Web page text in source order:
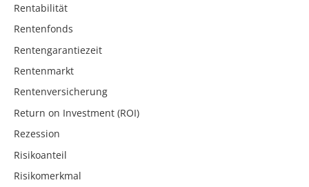
Rentabilität
Rentenfonds
Rentengarantiezeit
Rentenmarkt
Rentenversicherung
Return on Investment (ROI)
Rezession
Risikoanteil
Risikomerkmal